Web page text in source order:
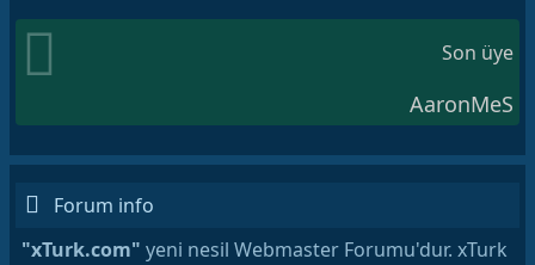
Son üye
AaronMeS
Forum info
"xTurk.com" yeni nesil Webmaster Forumu'dur. xTurk